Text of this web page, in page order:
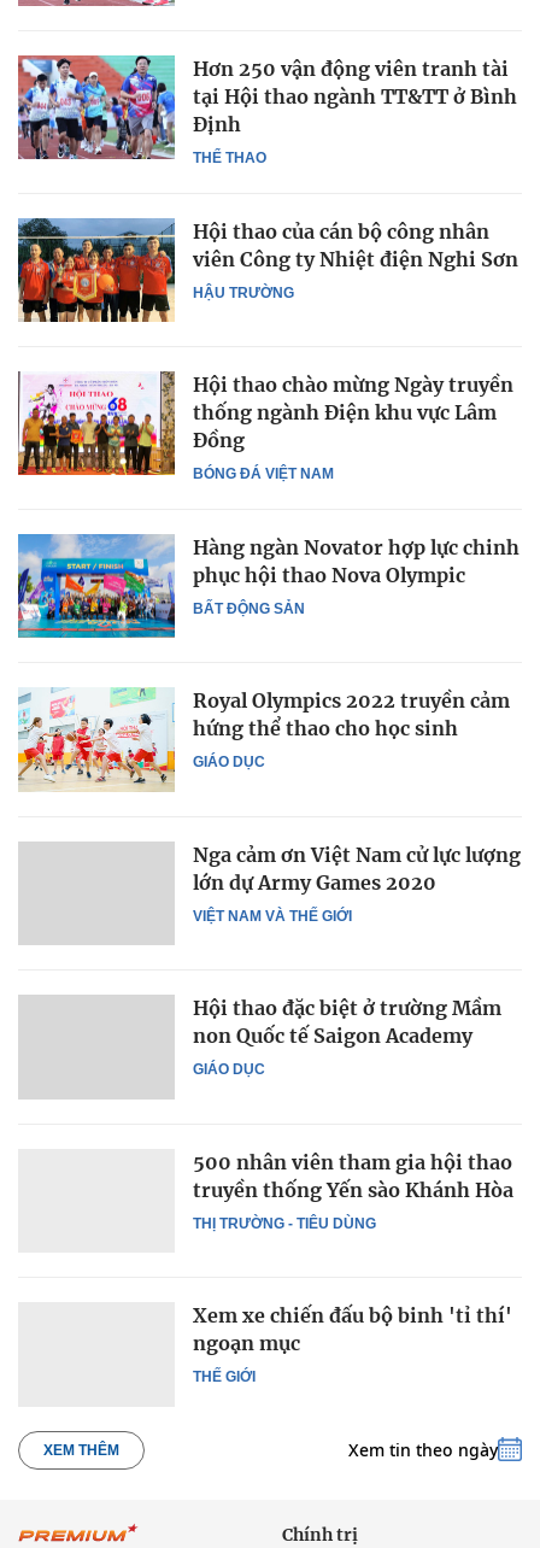
THỂ THAO
Hơn 250 vận động viên tranh tài
tại Hội thao ngành TT&TT ở Bình
Định
HẬU TRƯỜNG
Hội thao của cán bộ công nhân
viên Công ty Nhiệt điện Nghi Sơn
BÓNG ĐÁ VIỆT NAM
Hội thao chào mừng Ngày truyền
thống ngành Điện khu vực Lâm
Đồng
BẤT ĐỘNG SẢN
Hàng ngàn Novator hợp lực chinh
phục hội thao Nova Olympic
GIÁO DỤC
Royal Olympics 2022 truyền cảm
hứng thể thao cho học sinh
VIỆT NAM VÀ THẾ GIỚI
Nga cảm ơn Việt Nam cử lực lượng
lớn dự Army Games 2020
GIÁO DỤC
Hội thao đặc biệt ở trường Mầm
non Quốc tế Saigon Academy
THỊ TRƯỜNG - TIÊU DÙNG
500 nhân viên tham gia hội thao
truyền thống Yến sào Khánh Hòa
THẾ GIỚI
Xem xe chiến đấu bộ binh 'tỉ thí'
ngoạn mục
XEM THÊM Xem tin theo ngày
Chính trị